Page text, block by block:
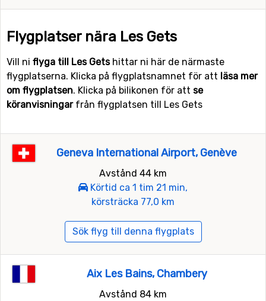
Flygplatser nära Les Gets
Vill ni flyga till Les Getshittar ni här de närmaste
flygplatserna. Klicka på flygplatsnamnet för att läsa mer
om flygplatsen. Klicka på bilikonen för att se
köranvisningarfrån flygplatsen till Les Gets
Geneva International Airport, Genève
Avstånd 44 km
Körtid ca 1 tim 21 min,
körsträcka 77,0 km
Sök flyg till denna flygplats
Aix Les Bains, Chambery
Avstånd 84 km